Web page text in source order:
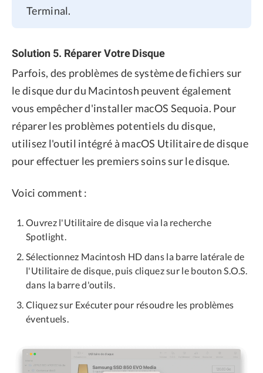
Terminal.
Solution 5. Réparer Votre Disque
Parfois, des problèmes de système de fichiers sur
le disque dur du Macintosh peuvent également
vous empêcher d'installer macOS Sequoia. Pour
réparer les problèmes potentiels du disque,
utilisez l'outil intégré à macOS Utilitaire de disque
pour effectuer les premiers soins sur le disque.
Voici comment :
Ouvrez l'Utilitaire de disque via la recherche
Spotlight.
Sélectionnez Macintosh HD dans la barre latérale de
l'Utilitaire de disque, puis cliquez sur le bouton S.O.S.
dans la barre d'outils.
Cliquez sur Exécuter pour résoudre les problèmes
éventuels.